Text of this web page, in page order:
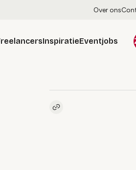
Over ons
InspiratieEventjobs
Kopieer link naar artikel